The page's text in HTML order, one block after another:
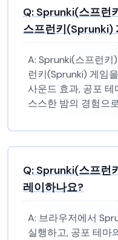
Q: Sprunki(스프런
스프런키(Sprunki)
A: Sprunki(스프런키
런키(Sprunki) 게임
사운드 효과, 공포
스스한 밤의 경험으
Q: Sprunki(스프런
레이하나요?
A: 브라우저에서
실행하고, 공포 테마